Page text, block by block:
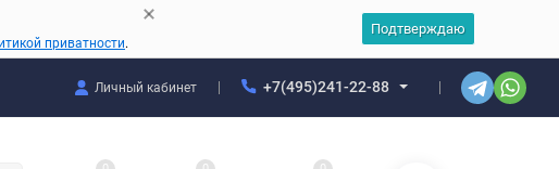
приватности.
Подтверждаю
Личный кабинет +7(495)241-22-88